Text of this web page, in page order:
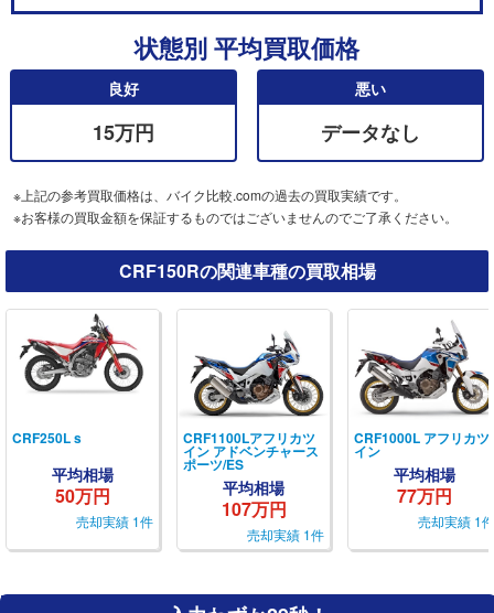
状態別 平均買取価格
良好
15万円
悪い
データなし
※上記の参考買取価格は、バイク比較.comの過去の買取実績です。
※お客様の買取金額を保証するものではございませんのでご了承ください。
CRF150Rの関連車種の買取相場
CRF250L s
平均相場
50万円
売却実績 1件
CRF1100Lアフリカツ
イン アドベンチャース
ポーツ/ES
平均相場
107万円
売却実績 1件
CRF1000L アフリカツ
イン
平均相場
77万円
売却実績 1件